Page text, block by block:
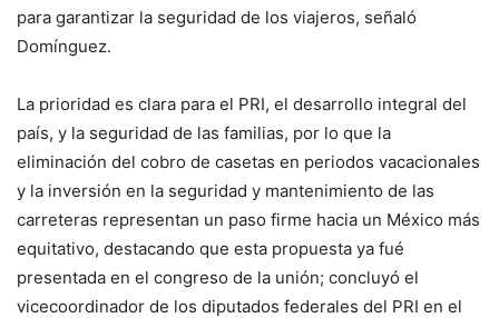
para garantizar la seguridad de los viajeros, señaló
Domínguez.
La prioridad es clara para el PRI, el desarrollo integral del
país, y la seguridad de las familias, por lo que la
eliminación del cobro de casetas en periodos vacacionales
y la inversión en la seguridad y mantenimiento de las
carreteras representan un paso firme hacia un México más
equitativo, destacando que esta propuesta ya fué
presentada en el congreso de la unión; concluyó el
vicecoordinador de los diputados federales del PRI en el